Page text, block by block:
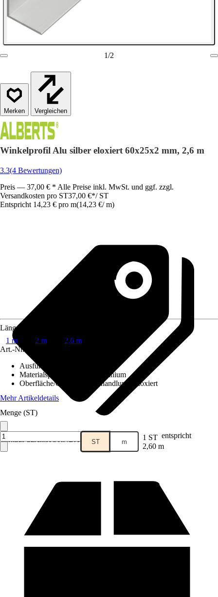
1/2
Vergleichen
Winkelprofil Alu silber eloxiert 60x25x2 mm, 2,6 m
3.3(4 Bewertungen)
Preis — 37,00 € * Alle Preise inkl. MwSt. und ggf. zzgl.
Versandkosten pro ST37,00 €*/ ST
Entspricht 14,23 € pro m(14,23 €/ m)
Verkauf durch:HORNBACH
Länge
1 m
2 m
2,6 m
Art.-Nr.
Ausführung
Materialspezifizierung
Aluminium
Oberfläche/Oberflächenbehandlung
Eloxiert
Mehr Artikeldetails
Menge (ST)
ST m 1 ST entspricht
2,60 m